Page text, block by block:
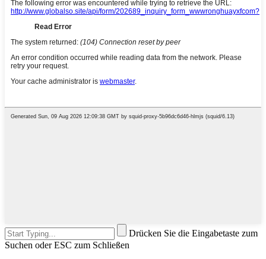
Drücken Sie die Eingabetaste zum
Suchen oder ESC zum Schließen